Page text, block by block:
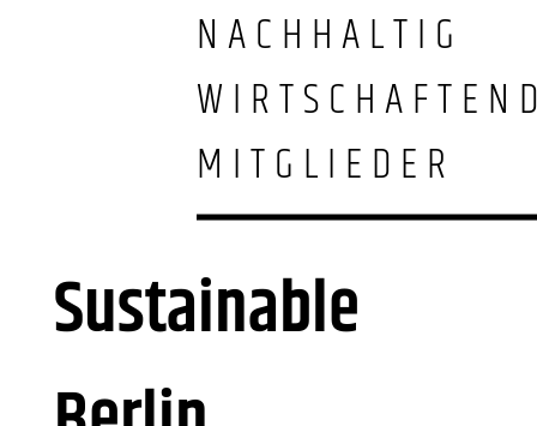
NACHHALTIG
MITGLIEDER
Sustainable